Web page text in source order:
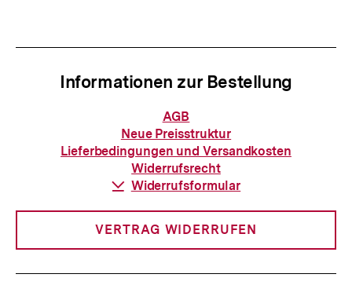
Informationen zur Bestellung
Informationen
zur
Bestellung
AGB
Neue Preisstruktur
Lieferbedingungen und Versandkosten
Widerrufsrecht
Download-
Widerrufsformular
VERTRAG WIDERRUFEN